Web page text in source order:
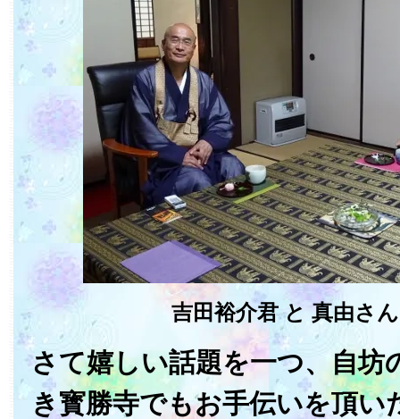
吉田裕介君 と 真由さ
さて嬉しい話題を一つ、自坊
き寳勝寺でもお手伝いを頂い